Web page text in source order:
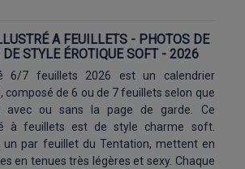
A FEUILLETS - PHOTOS DE
STYLE ÉROTIQUE SOFT - 2026
6/7 feuillets 2026 est un calendrier
composé de 6 ou de 7 feuillets selon que
avec ou sans la page de garde. Ce
à feuillets est de style charme soft.
un par feuillet du Tentation, mettent en
en tenues très légères et sexy. Chaque